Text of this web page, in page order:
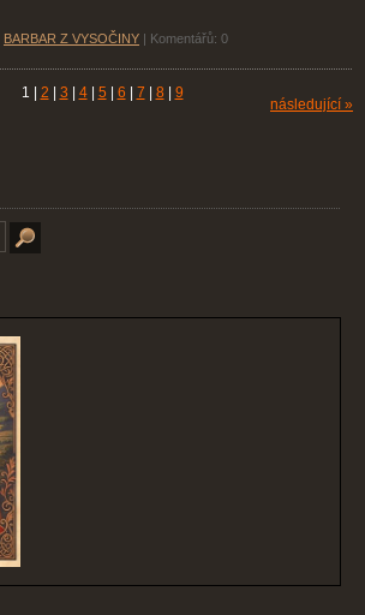
BARBAR Z VYSOČINY Komentářů: 0
1 2 3 4 5 6 7 8 9
následující »